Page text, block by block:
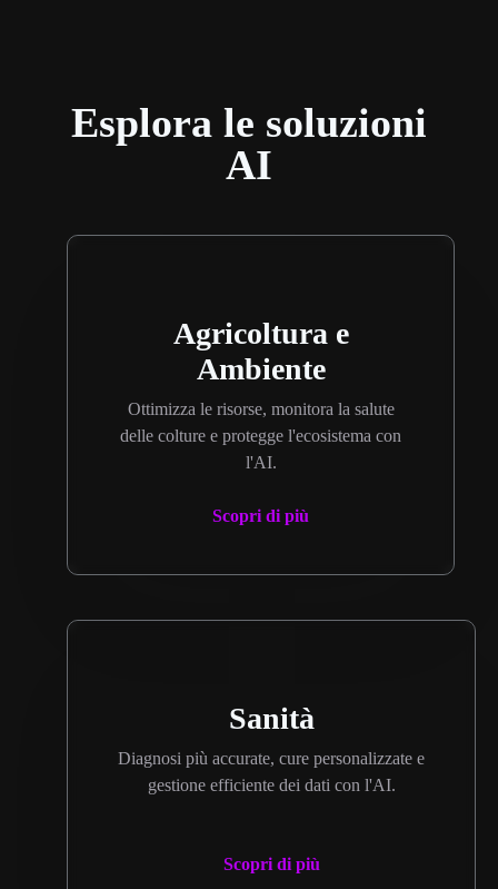
Esplora le soluzioni
AI
Agricoltura e
Ambiente
Ottimizza le risorse, monitora la salute
delle colture e protegge l'ecosistema con
l'AI.
Scopri di più
Sanità
Diagnosi più accurate, cure personalizzate e
gestione efficiente dei dati con l'AI.
Scopri di più